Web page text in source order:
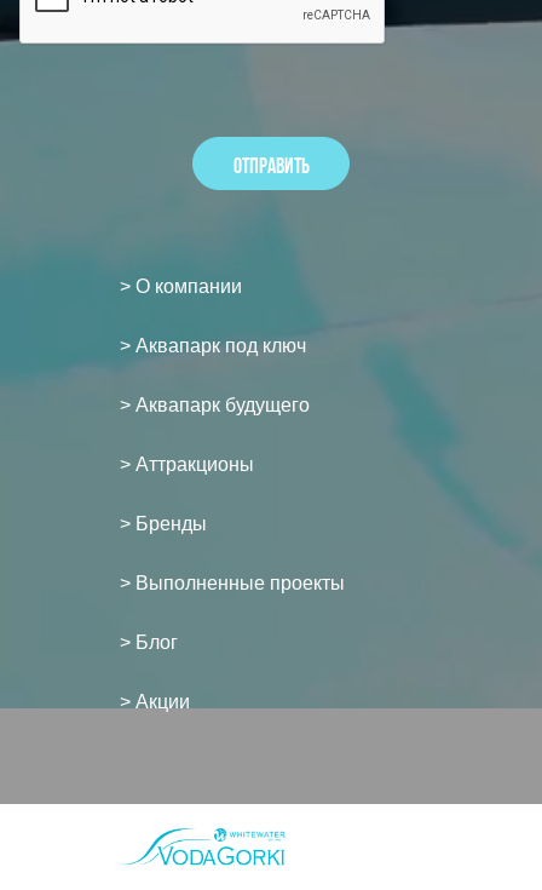
> О компании
> Аквапарк под ключ
> Аквапарк будущего
> Аттракционы
> Бренды
> Выполненные проекты
> Блог
> Акции